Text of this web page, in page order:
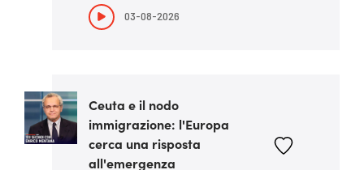
03-08-2026
Ceuta e il nodo
immigrazione: l'Europa
cerca una risposta
all'emergenza